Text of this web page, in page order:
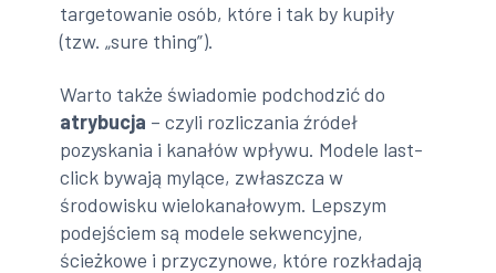
targetowanie osób, które i tak by kupiły
(tzw. „sure thing”).
Warto także świadomie podchodzić do
atrybucja – czyli rozliczania źródeł
pozyskania i kanałów wpływu. Modele last-
click bywają mylące, zwłaszcza w
środowisku wielokanałowym. Lepszym
podejściem są modele sekwencyjne,
ścieżkowe i przyczynowe, które rozkładają